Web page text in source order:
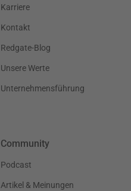
Karriere
Kontakt
Redgate-Blog
Unsere Werte
Unternehmensführung
Community
Podcast
Artikel & Meinungen